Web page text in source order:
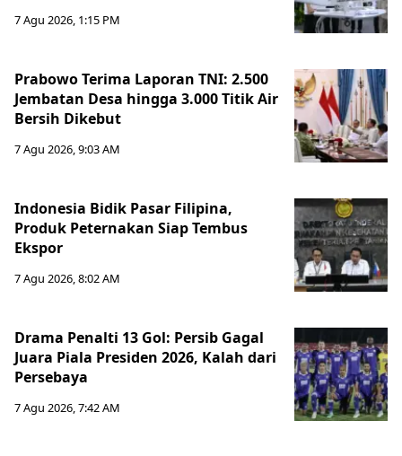
7 Agu 2026, 1:15 PM
Prabowo Terima Laporan TNI: 2.500
Jembatan Desa hingga 3.000 Titik Air
Bersih Dikebut
7 Agu 2026, 9:03 AM
Indonesia Bidik Pasar Filipina,
Produk Peternakan Siap Tembus
Ekspor
7 Agu 2026, 8:02 AM
Drama Penalti 13 Gol: Persib Gagal
Juara Piala Presiden 2026, Kalah dari
Persebaya
7 Agu 2026, 7:42 AM